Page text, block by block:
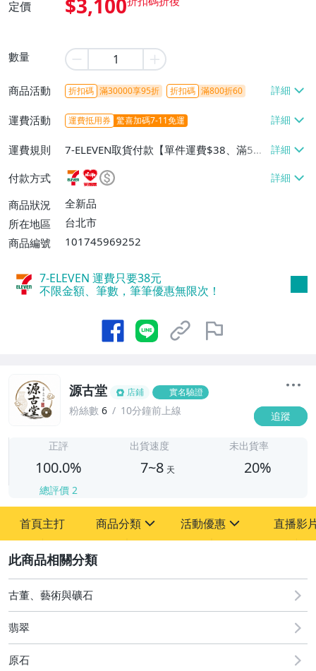
定價 $3,100
數量
商品活動 折扣碼 滿30000享95折 折扣碼 滿800折60
運費活動 運費抵用券 驚喜加碼7-11免運
運費規則
7-ELEVEN取貨付款【單件運費$38、滿5件
或消費滿$1298免運費】、7-ELEVEN取貨
不付款【免運費】、萊爾富取貨付款【單件
運費$60、滿5件或消費滿$1298免運
費】、宅配/貨運【單件運費$120、滿5件
付款方式
商品狀況
全新品
所在地區
台北市
商品編號
101745969252
7-ELEVEN 運費只要38元
不限金額、筆數，筆筆優惠無限次！
源古堂 店鋪 實名驗證
粉絲數 6 10分鐘前上線 追蹤
正評
100.0%
總評價 2
出貨速度
7~8 天
未出貨率
20%
首頁主打 商品分類
其它
活動優惠
[全店] 周年慶
[全店] 粉絲專享
直播影
古董、藝術與礦石
翡翠
原石